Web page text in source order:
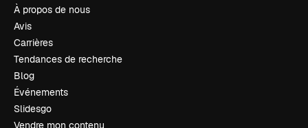
À propos de nous
Avis
Carrières
Tendances de recherche
Blog
Événements
Slidesgo
Vendre mon contenu